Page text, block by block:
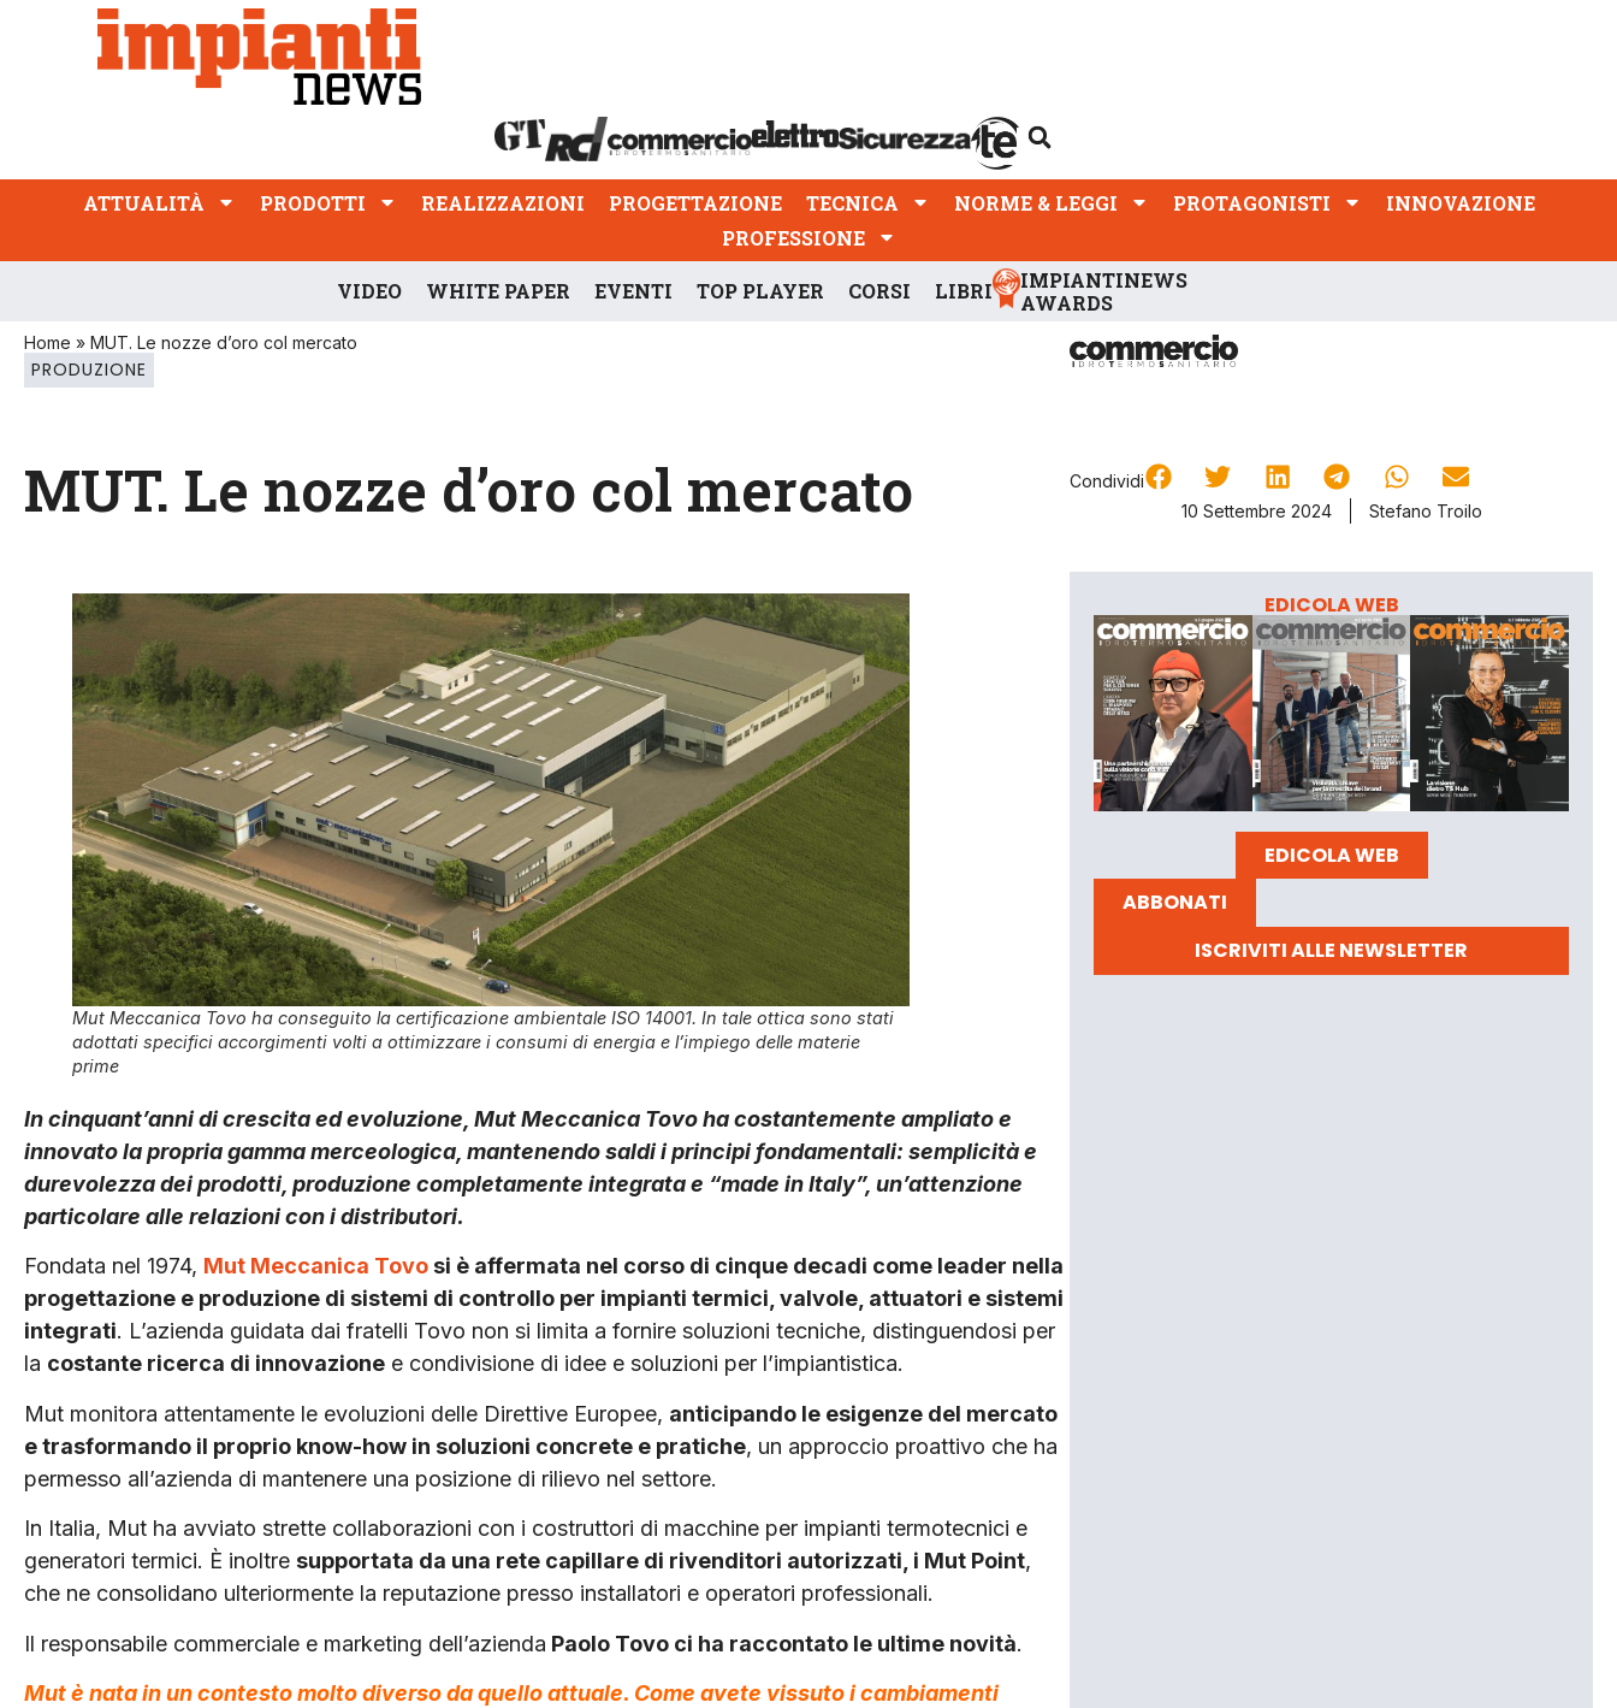
ATTUALITÀ PRODOTTI REALIZZAZIONI
PROFESSIONE
ATTUALITÀ PRODOTTI REALIZZAZIONI PROGETTAZIONE TECNICA NORME & LEGGI PROTAGONISTI
INNOVAZIONE
PROFESSIONE
VIDEO WHITE PAPER EVENTI TOP PLAYER CORSI LIBRI
IMPIANTINEWS
AWARDS
Home » MUT. Le nozze d’oro col mercato
PRODUZIONE
MUT. Le nozze d’oro col mercato
Condividi
10 Settembre 2024
Stefano Troilo
Mut Meccanica Tovo ha conseguito la certificazione ambientale ISO 14001. In tale ottica sono stati
adottati specifici accorgimenti volti a ottimizzare i consumi di energia e l’impiego delle materie
prime
In cinquant’anni di crescita ed evoluzione, Mut Meccanica Tovo ha costantemente ampliato e
innovato la propria gamma merceologica, mantenendo saldi i principi fondamentali: semplicità e
durevolezza dei prodotti, produzione completamente integrata e “made in Italy”, un’attenzione
particolare alle relazioni con i distributori.
Fondata nel 1974, Mut Meccanica Tovo si è affermata nel corso di cinque decadi come leader nella
progettazione e produzione di sistemi di controllo per impianti termici, valvole, attuatori e sistemi
integrati. L’azienda guidata dai fratelli Tovo non si limita a fornire soluzioni tecniche, distinguendosi per
la costante ricerca di innovazione e condivisione di idee e soluzioni per l’impiantistica.
Mut monitora attentamente le evoluzioni delle Direttive Europee, anticipando le esigenze del mercato
e trasformando il proprio know-how in soluzioni concrete e pratiche, un approccio proattivo che ha
permesso all’azienda di mantenere una posizione di rilievo nel settore.
In Italia, Mut ha avviato strette collaborazioni con i costruttori di macchine per impianti termotecnici e
generatori termici. È inoltre supportata da una rete capillare di rivenditori autorizzati, i Mut Point,
che ne consolidano ulteriormente la reputazione presso installatori e operatori professionali.
Il responsabile commerciale e marketing dell’azienda Paolo Tovo ci ha raccontato le ultime novità.
Mut è nata in un contesto molto diverso da quello attuale. Come avete vissuto i cambiamenti
EDICOLA WEB
EDICOLA WEB
ABBONATI
ISCRIVITI ALLE NEWSLETTER